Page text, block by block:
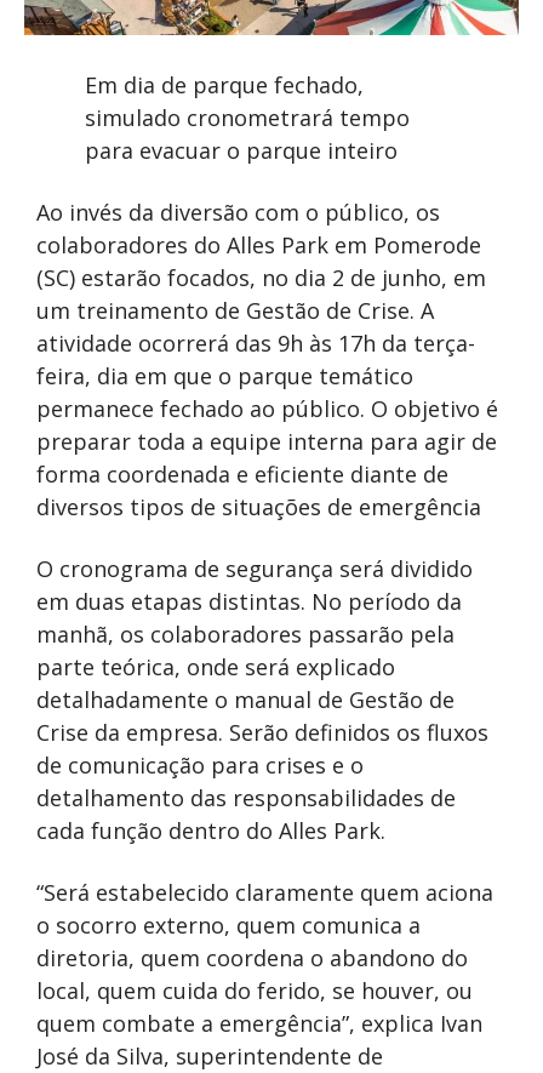
Em dia de parque fechado,
simulado cronometrará tempo
para evacuar o parque inteiro
Ao invés da diversão com o público, os
colaboradores do Alles Park em Pomerode
(SC) estarão focados, no dia 2 de junho, em
um treinamento de Gestão de Crise. A
atividade ocorrerá das 9h às 17h da terça-
feira, dia em que o parque temático
permanece fechado ao público. O objetivo é
preparar toda a equipe interna para agir de
forma coordenada e eficiente diante de
diversos tipos de situações de emergência
O cronograma de segurança será dividido
em duas etapas distintas. No período da
manhã, os colaboradores passarão pela
parte teórica, onde será explicado
detalhadamente o manual de Gestão de
Crise da empresa. Serão definidos os fluxos
de comunicação para crises e o
detalhamento das responsabilidades de
cada função dentro do Alles Park.
“Será estabelecido claramente quem aciona
o socorro externo, quem comunica a
diretoria, quem coordena o abandono do
local, quem cuida do ferido, se houver, ou
quem combate a emergência”, explica Ivan
José da Silva, superintendente de